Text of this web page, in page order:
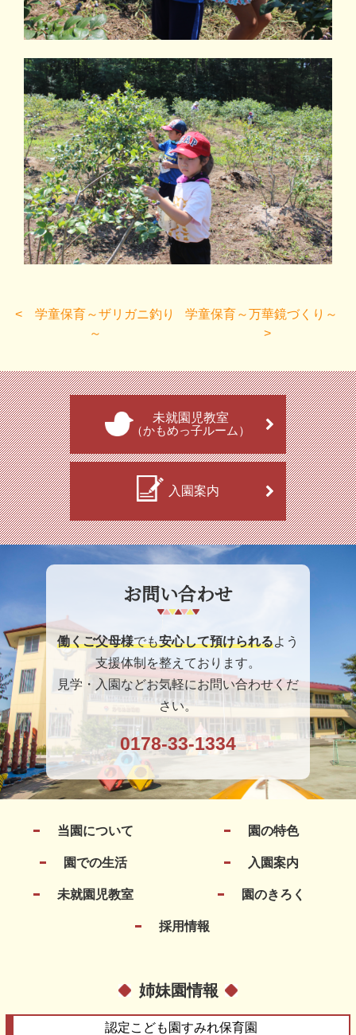
学童保育～ザリガニ釣り
～
学童保育～万華鏡づくり～
未就園児教室
（かもめっ子ルーム）
入園案内
お問い合わせ
働くご父母様でも安心して預けられるよう
支援体制を整えております。
見学・入園などお気軽にお問い合わせくだ
さい。
0178-33-1334
当園について 園の特色
園での生活 入園案内
未就園児教室 園のきろく
採用情報
姉妹園情報
認定こども園すみれ保育園